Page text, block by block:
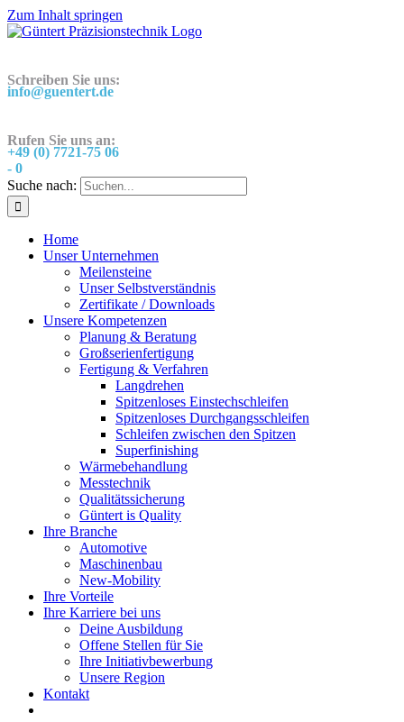
Zum Inhalt springen
Schreiben Sie uns:
info@guentert.de
Rufen Sie uns an:
+49 (0) 7721-75 06
- 0
Suche nach:
Home
Unser Unternehmen
Meilensteine
Unser Selbstverständnis
Zertifikate / Downloads
Unsere Kompetenzen
Planung & Beratung
Großserienfertigung
Fertigung & Verfahren
Langdrehen
Spitzenloses Einstechschleifen
Spitzenloses Durchgangsschleifen
Schleifen zwischen den Spitzen
Superfinishing
Wärmebehandlung
Messtechnik
Qualitätssicherung
Güntert is Quality
Ihre Branche
Automotive
Maschinenbau
New-Mobility
Ihre Vorteile
Ihre Karriere bei uns
Deine Ausbildung
Offene Stellen für Sie
Ihre Initiativbewerbung
Unsere Region
Kontakt